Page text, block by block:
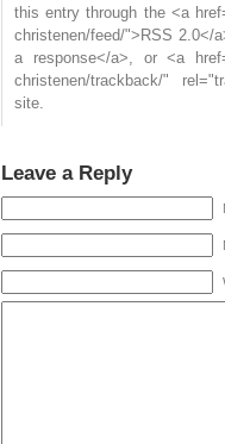
this entry through the <a
christenen/feed/">RSS 2.0</
a response</a>, or <a
christenen/trackback/"
site.
Leave a Reply